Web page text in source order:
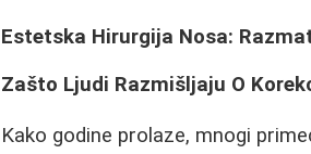
Estetska Hirurgija Nosa:
Zašto Ljudi Razmišljaju O
Kako godine prolaze, mnogi